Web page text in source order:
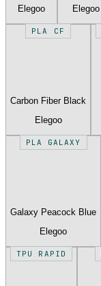
Elegoo
Elegoo
PLA CF
Carbon Fiber Black
Elegoo
PLA GALAXY
Galaxy Peacock Blue
Elegoo
TPU RAPID